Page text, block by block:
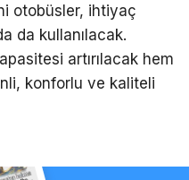
otobüsler, ihtiyaç
da kullanılacak.
artırılacak hem
konforlu ve kaliteli